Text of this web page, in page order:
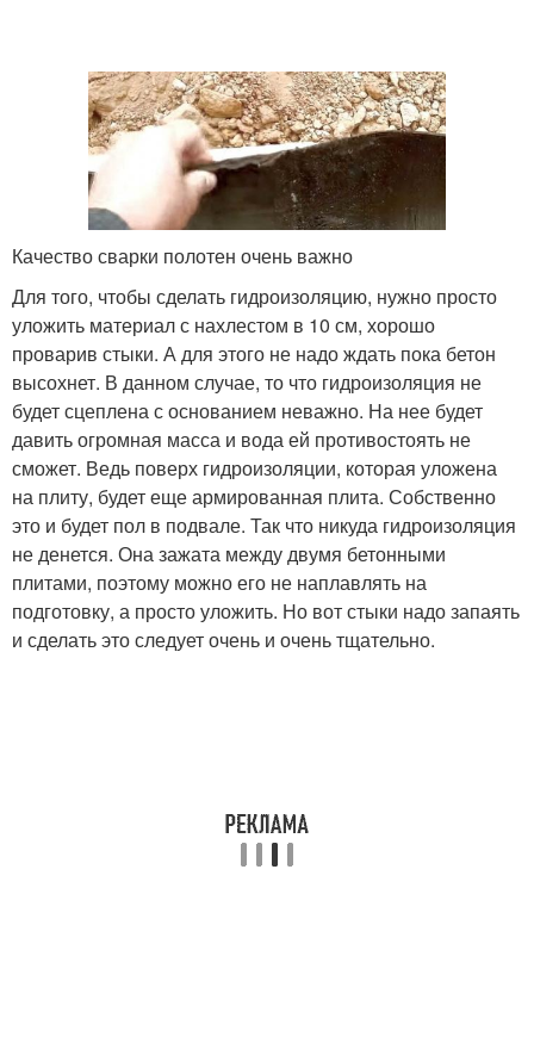
Качество сварки полотен очень важно
Для того, чтобы сделать гидроизоляцию, нужно просто
уложить материал с нахлестом в 10 см, хорошо
проварив стыки. А для этого не надо ждать пока бетон
высохнет. В данном случае, то что гидроизоляция не
будет сцеплена с основанием неважно. На нее будет
давить огромная масса и вода ей противостоять не
сможет. Ведь поверх гидроизоляции, которая уложена
на плиту, будет еще армированная плита. Собственно
это и будет пол в подвале. Так что никуда гидроизоляция
не денется. Она зажата между двумя бетонными
плитами, поэтому можно его не наплавлять на
подготовку, а просто уложить. Но вот стыки надо запаять
и сделать это следует очень и очень тщательно.